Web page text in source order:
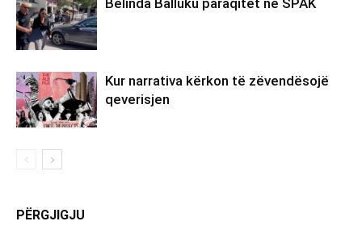
Kur narrativa kërkon të zëvendësojë
qeverisjen
PËRGJIGJU